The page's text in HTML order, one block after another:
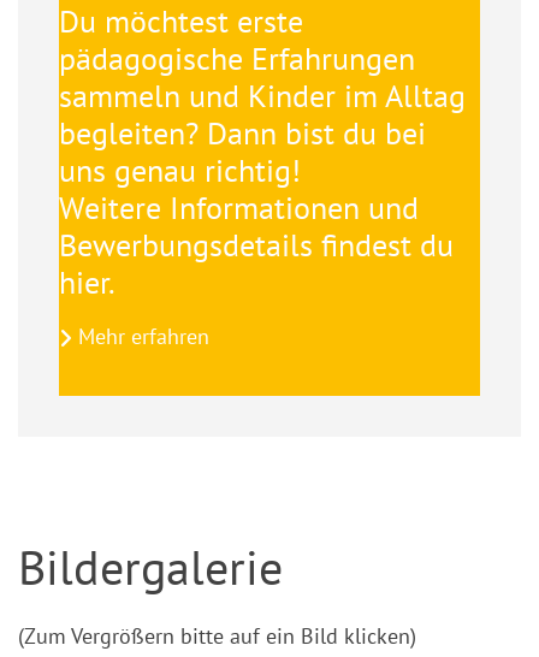
Du möchtest erste
pädagogische Erfahrungen
sammeln und Kinder im Alltag
begleiten? Dann bist du bei
uns genau richtig!
Weitere Informationen und
Bewerbungsdetails findest du
hier.
Mehr erfahren
Bildergalerie
(Zum Vergrößern bitte auf ein Bild klicken)